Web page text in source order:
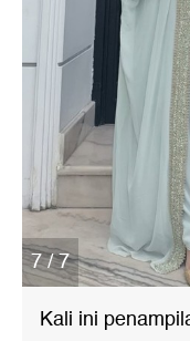
7 / 7
Kali ini